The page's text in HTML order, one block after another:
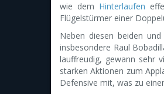
wie dem Hinterlaufen
Flügelstürmer einer
Neben diesen beiden
insbesondere Raul
lauffreudig, gewann sehr
starken Aktionen zum
Defensive mit, was zu